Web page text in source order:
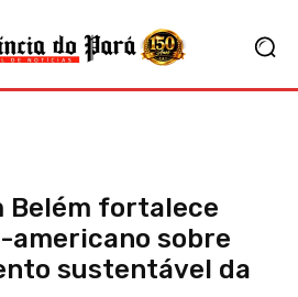
Belém fortalece
sobre
sustentável da